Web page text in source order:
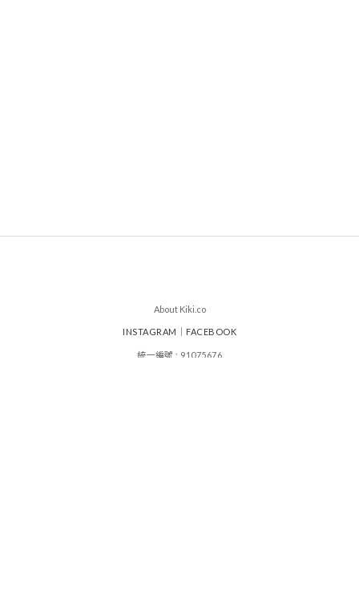
About Kiki.co
INSTAGRAM FACEBOOK
統一編號 : 91075676